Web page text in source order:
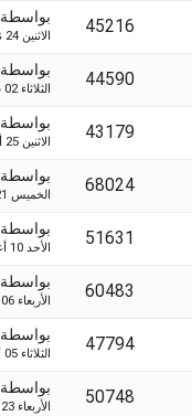
45216 بواسطة
الاثنين 24 نوفمبر 2025, الساعة 15:33
44590 بواسطة
الثلاثاء 02 سبتمبر 2025, الساعة 11:13
43179 بواسطة
الاثنين 25 أغسطس 2025, الساعة 08:28
68024 بواسطة
الخميس 21 أغسطس 2025, الساعة 12:54
51631 بواسطة
الأحد 10 أغسطس 2025, الساعة 10:39
60483 بواسطة
الأربعاء 06 أغسطس 2025, الساعة 09:24
47794 بواسطة
الثلاثاء 05 أغسطس 2025, الساعة 17:59
50748 بواسطة
الأربعاء 23 يوليو 2025, الساعة 10:54